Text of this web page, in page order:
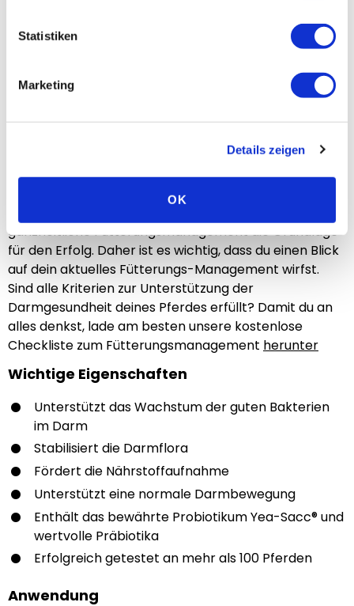
Statistiken
Marketing
Details zeigen
OK
Darmproblemen hatten. Der Test dauerte 11 Wochen,
Pferden festgestellt haben. Als Ergebnis wurde die
Zufriedenheit mit Pavo ReVital mit 3,9 von 5 Punkten
(Fütterungs-)Management ist der
Pavo ReVital Müsli kann definitiv eine gesunde
ganzheitliche Fütterungsmanagement die Grundlage
für den Erfolg. Daher ist es wichtig, dass du einen Blick
auf dein aktuelles Fütterungs-Management wirfst.
Sind alle Kriterien zur Unterstützung der
Darmgesundheit deines Pferdes erfüllt? Damit du an
alles denkst, lade am besten unsere kostenlose
Checkliste zum Fütterungsmanagement herunter
Wichtige Eigenschaften
Unterstützt das Wachstum der guten Bakterien
im Darm
Stabilisiert die Darmflora
Fördert die Nährstoffaufnahme
Unterstützt eine normale Darmbewegung
Enthält das bewährte Probiotikum Yea-Sacc® und
wertvolle Präbiotika
Erfolgreich getestet an mehr als 100 Pferden
Anwendung